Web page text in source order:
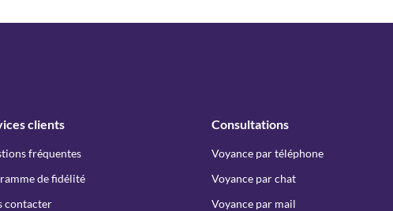
clients
fréquentes
de fidélité
contacter
Consultations
Voyance par téléphone
Voyance par chat
Voyance par mail